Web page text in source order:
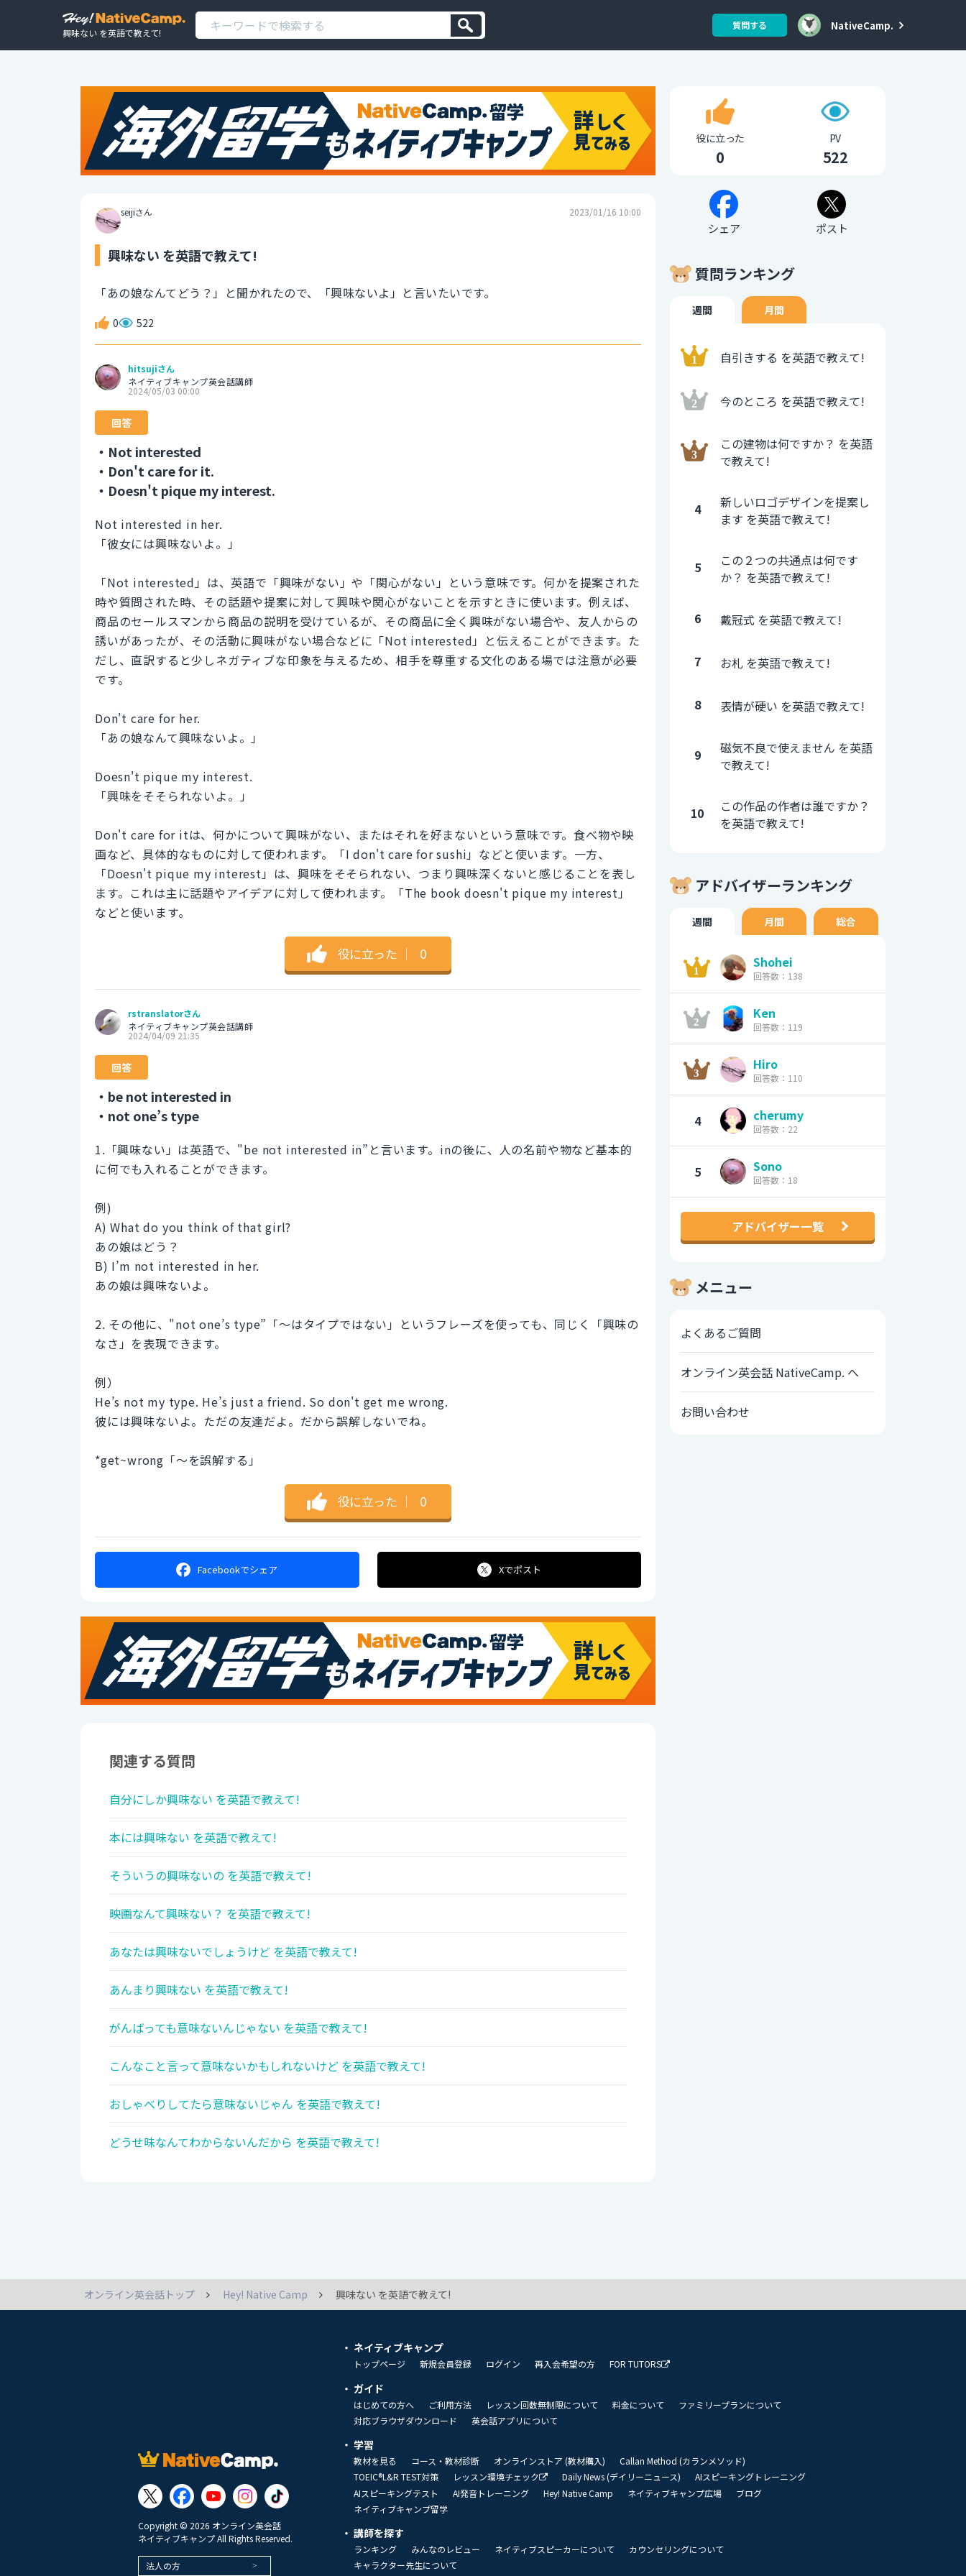
興味ない を英語で教えて!
質問する NativeCamp.
seijiさん 2023/01/16 10:00
興味ない を英語で教えて!
「あの娘なんてどう？」と聞かれたので、「興味ないよ」と言いたいです。
0 522
hitsujiさん
ネイティブキャンプ英会話講師
2024/05/03 00:00
回答
・Not interested
・Don't care for it.
・Doesn't pique my interest.
Not interested in her.
「彼女には興味ないよ。」
「Not interested」は、英語で「興味がない」や「関心がない」という意味です。何かを提案された
時や質問された時、その話題や提案に対して興味や関心がないことを示すときに使います。例えば、
商品のセールスマンから商品の説明を受けているが、その商品に全く興味がない場合や、友人からの
誘いがあったが、その活動に興味がない場合などに「Not interested」と伝えることができます。た
だし、直訳すると少しネガティブな印象を与えるため、相手を尊重する文化のある場では注意が必要
です。
Don't care for her.
「あの娘なんて興味ないよ。」
Doesn't pique my interest.
「興味をそそられないよ。」
Don't care for itは、何かについて興味がない、またはそれを好まないという意味です。食べ物や映
画など、具体的なものに対して使われます。「I don't care for sushi」などと使います。一方、
「Doesn't pique my interest」は、興味をそそられない、つまり興味深くないと感じることを表し
ます。これは主に話題やアイデアに対して使われます。「The book doesn't pique my interest」
などと使います。
役に立った ｜ 0
rstranslatorさん
ネイティブキャンプ英会話講師
2024/04/09 21:35
回答
・be not interested in
・not one’s type
1.「興味ない」は英語で、"be not interested in”と言います。inの後に、人の名前や物など基本的
に何でも入れることができます。
例)
A) What do you think of that girl?
あの娘はどう？
B) I’m not interested in her.
あの娘は興味ないよ。
2. その他に、"not one’s type”「〜はタイプではない」というフレーズを使っても、同じく「興味の
なさ」を表現できます。
例）
He’s not my type. He’s just a friend. So don't get me wrong.
彼には興味ないよ。ただの友達だよ。だから誤解しないでね。
*get~wrong「〜を誤解する」
役に立った ｜ 0
Facebookでシェア Xでポスト
関連する質問
自分にしか興味ない を英語で教えて!
本には興味ない を英語で教えて!
そういうの興味ないの を英語で教えて!
映画なんて興味ない？ を英語で教えて!
あなたは興味ないでしょうけど を英語で教えて!
あんまり興味ない を英語で教えて!
がんばっても意味ないんじゃない を英語で教えて!
こんなこと言って意味ないかもしれないけど を英語で教えて!
おしゃべりしてたら意味ないじゃん を英語で教えて!
どうせ味なんてわからないんだから を英語で教えて!
役に立った
0
PV
522
シェア ポスト
質問ランキング
週間 月間
自引きする を英語で教えて!
今のところ を英語で教えて!
この建物は何ですか？ を英語
で教えて!
4
新しいロゴデザインを提案し
ます を英語で教えて!
5
この２つの共通点は何です
か？ を英語で教えて!
6 戴冠式 を英語で教えて!
7 お札 を英語で教えて!
8 表情が硬い を英語で教えて!
9
磁気不良で使えません を英語
で教えて!
10
この作品の作者は誰ですか？
を英語で教えて!
アドバイザーランキング
週間 月間 総合
Shohei
回答数：138
Ken
回答数：119
Hiro
回答数：110
4 cherumy
回答数：22
5 Sono
回答数：18
アドバイザー一覧
メニュー
よくあるご質問
オンライン英会話 NativeCamp. へ
お問い合わせ
オンライン英会話トップ Hey! Native Camp 興味ない を英語で教えて!
Copyright © 2026 オンライン英会話
ネイティブキャンプ All Rights Reserved.
法人の方
ネイティブキャンプ
トップページ 新規会員登録 ログイン 再入会希望の方 FOR TUTORS
ガイド
はじめての方へ ご利用方法 レッスン回数無制限について 料金について
ファミリープランについて
対応ブラウザダウンロード
英会話アプリについて
学習
教材を見る コース・教材診断 オンラインストア (教材購入)
Callan Method (カランメソッド)
TOEIC®L&R TEST対策
レッスン環境チェック Daily News (デイリーニュース)
AIスピーキングトレーニング
AIスピーキングテスト
AI発音トレーニング Hey! Native Camp ネイティブキャンプ広場
ブログ
ネイティブキャンプ留学
講師を探す
ランキング みんなのレビュー ネイティブスピーカーについて
カウンセリングについて
キャラクター先生について